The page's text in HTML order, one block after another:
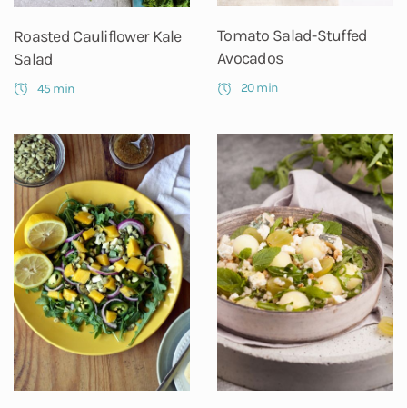
Roasted Cauliflower Kale
Salad
45 min
Tomato Salad-Stuffed
Avocados
20 min